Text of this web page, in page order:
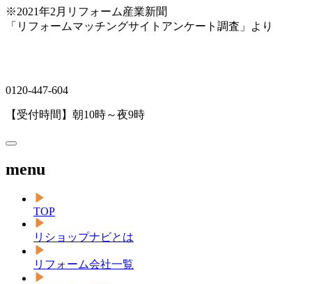
※2021年2月リフォーム産業新聞
「リフォームマッチングサイトアンケート調査」より
0120-447-604
【受付時間】朝10時～夜9時
menu
TOP
リショップナビとは
リフォーム会社一覧